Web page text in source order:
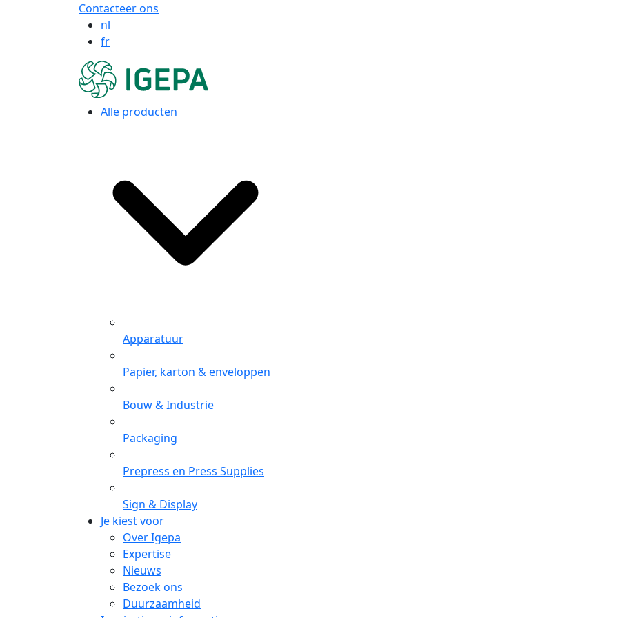
Contacteer ons
nl
fr
Alle producten
Apparatuur
Papier, karton & enveloppen
Bouw & Industrie
Packaging
Prepress en Press Supplies
Sign & Display
Je kiest voor
Over Igepa
Expertise
Nieuws
Bezoek ons
Duurzaamheid